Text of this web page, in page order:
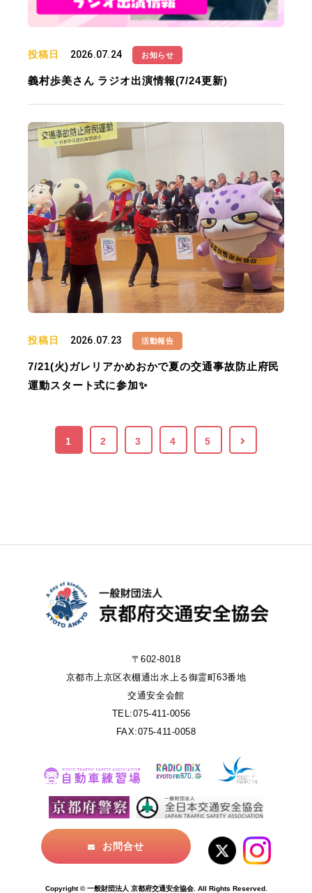
投稿日 2026.07.24 お知らせ
義村歩美さん ラジオ出演情報(7/24更新)
投稿日 2026.07.23 活動報告
7/21(火)ガレリアかめおかで夏の交通事故防止府民
運動スタート式に参加✨
1 2 3 4 5
〒602-8018
京都市上京区衣棚通出水上る御霊町63番地
交通安全会館
TEL:075-411-0056
FAX:075-411-0058
お問合せ
Copyright © 一般財団法人 京都府交通安全協会. All Rights Reserved.